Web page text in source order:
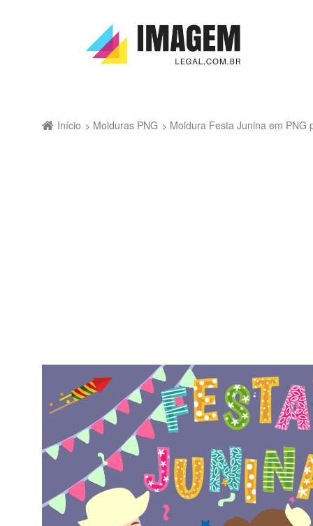
Início Molduras PNG Moldura Festa Junina em PNG